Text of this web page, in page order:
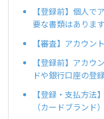
【登録前】個人で
要な書類はありま
【審査】アカウン
【登録前】アカウ
ドや銀行口座の登
【登録・支払方法
（カードブランド